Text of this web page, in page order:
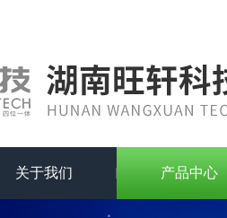
关于我们 产品中心